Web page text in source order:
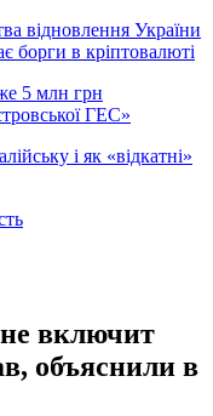
відновлення України
борги в кріптовалюті
5 млн грн
ГЕС»
і як «відкатні»
включит
объяснили в